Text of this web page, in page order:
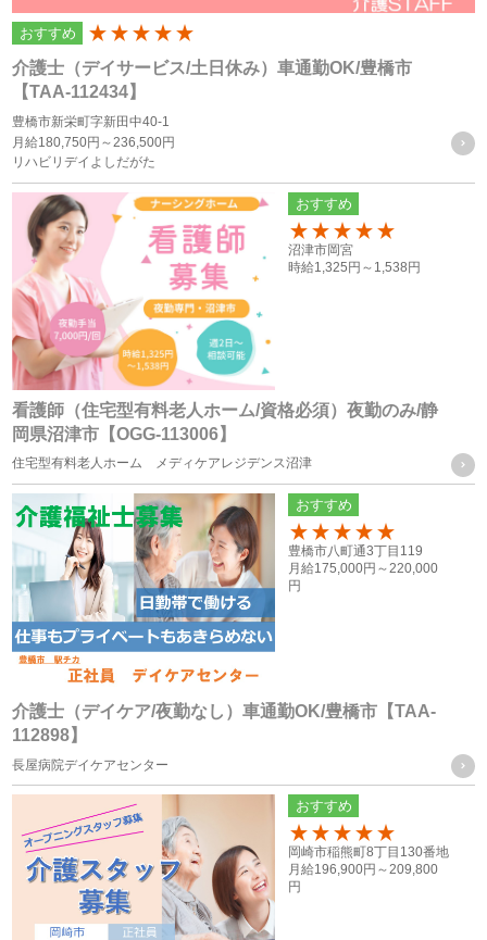
個人情報の利用目的は以下の通りです。利用目的を超えて利
当サイトにおけるユーザーへのサービスの提供
本サービスの利用に伴う連絡・各種お知らせ等の配信・送
付
ユーザーの承諾・申込みに基づく、本サービス利用企業等
への個人情報の提供
属性情報･端末情報・位置情報・行動履歴等に基づく広
告・コンテンツ等の配信・表示、本サービスの提供
本サービスの改善・新規サービスの開発・マーケティング
活動
本サービスに関するご意見、お問い合わせの確認・回答
個人情報の第三者への提供
当社は、次に掲げる場合を除き、お客様の個人情報を第三者
に提供することはございません。
（１） ご本人様の同意がある場合
（２） 法令に基づく場合
（３） 人の生命、身体又は財産の保護のために必要がある場
合であって、ご本人様の同意を得ることが困難な場合
（４） 公衆衛生の向上又は児童の健全な育成の推進のために
特に必要がある場合であって、ご本人様の同意を得ることが
困難な場合
（５） 国の機関もしくは地方公共団体又はその委託を受けた
者が法令の定める事務を遂行することに対して協力する必要
がある場合であって、ご本人様の同意を得ることによって当
該事務の遂行に支障を及ぼすおそれがある場合
（６） 業務を円滑に遂行するため、利用目的の達成に必要な
介護士（デイサービス/土日休み）車通勤OK/豊橋市
【TAA-112434】
豊橋市新栄町字新田中40-1
月給180,750円～ 236,500円
リハビリデイよしだがた
おすすめ
200
看護師（住宅型有料老人ホーム/資格必須）夜勤のみ/静
岡県沼津市【OGG-113006】
住宅型有料老人ホーム メディケアレジデンス沼津
おすすめ
150
沼津市岡宮
時給1,325円～ 1,538円
介護士（デイケア/夜勤なし）車通勤OK/豊橋市【TAA-
112898】
長屋病院デイケアセンター
おすすめ
100
豊橋市八町通3丁目119
月給175,000円～ 220,000
円
おすすめ
100
岡崎市稲熊町8丁目130番地
月給196,900円～ 209,800
円